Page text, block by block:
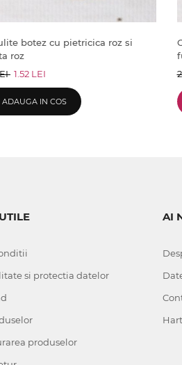
botez cu pietricica roz si
roz
1.52 LEI
ADAUGA IN COS
si protectia datelor
produselor
AI